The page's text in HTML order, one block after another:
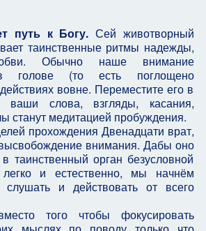
путь к Богу. Сей животворный
таинственные ритмы надежды,
Обычно наше внимание
в голове (то есть поглощено
вовне. Переместите его в
слова, взгляды, касания,
станут медитацией пробуждения.
прохождения Двенадцати врат,
внимания. Дабы оно
таинственный орган безусловной
и естественно, мы начнём
слушать и действовать от всего
того чтобы фокусировать